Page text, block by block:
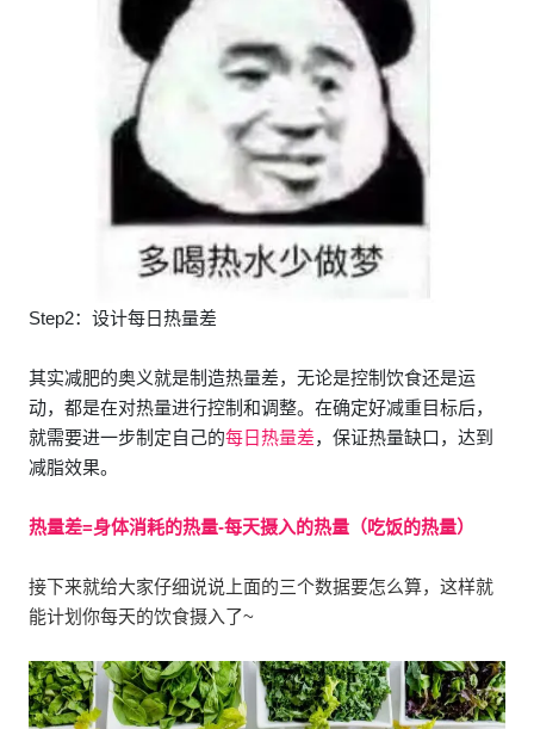
Step2：设计每日热量差
其实减肥的奥义就是制造热量差，无论是控制饮食还是运
动，都是在对热量进行控制和调整。在确定好减重目标后，
就需要进一步制定自己的每日热量差，保证热量缺口，达到
减脂效果。
热量差=身体消耗的热量-每天摄入的热量（吃饭的热量）
接下来就给大家仔细说说上面的三个数据要怎么算，这样就
能计划你每天的饮食摄入了~